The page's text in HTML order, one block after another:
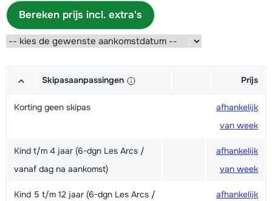
Bereken prijs incl. extra's
Skipasaanpassingen Prijs
Korting geen skipas
afhankelijk
van week
Kind t/m 4 jaar (6-dgn Les Arcs /
vanaf dag na aankomst)
afhankelijk
van week
Kind 5 t/m 12 jaar (6-dgn Les Arcs /
afhankelijk